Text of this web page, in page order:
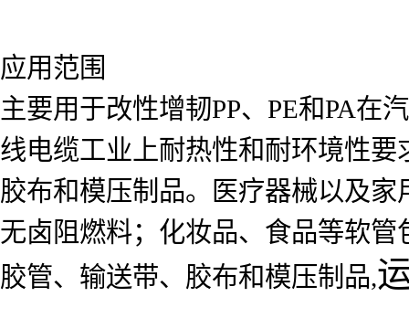
应用范围
主要用于改性增韧PP、PE和PA在
线电缆工业上耐热性和耐环境性
胶布和模压制品。医疗器械以及
无卤阻燃料；化妆品、食品等软
胶管、输送带、胶布和模压制品,